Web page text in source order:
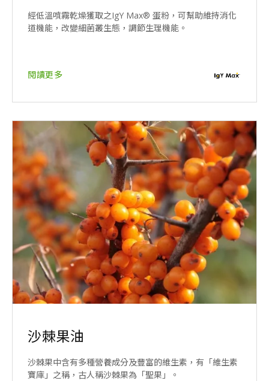
經低溫噴霧乾燥獲取之IgY Max® 蛋粉，可幫助維持消化
道機能，改變細菌叢生態，調節生理機能。
閱讀更多
沙棘果油
沙棘果中含有多種營養成分及豐富的維生素，有「維生素
寶庫」之稱，古人稱沙棘果為「聖果」。